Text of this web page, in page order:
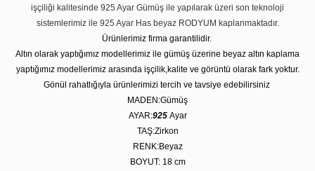
işçiliği kalitesinde 925 Ayar Gümüş ile yapılarak üzeri son teknoloji
sistemlerimiz ile 925 Ayar Has beyaz RODYUM kaplanmaktadır.
Ürünlerimiz firma garantilidir.
Altın olarak yaptığımız modellerimiz ile gümüş üzerine beyaz altın kaplama
yaptığımız modellerimiz arasında işçilik,kalite ve görüntü olarak fark yoktur.
Gönül rahatlığıyla ürünlerimizi tercih ve tavsiye edebilirsiniz
MADEN:Gümüş
AYAR:925 Ayar
TAŞ:Zirkon
RENK:Beyaz
BOYUT: 18 cm